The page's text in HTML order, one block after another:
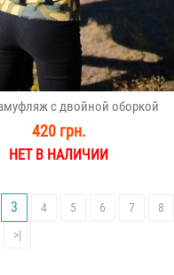
с двойной оборкой
420 грн.
НЕТ В НАЛИЧИИ
3 4 5 6 7 8
>|